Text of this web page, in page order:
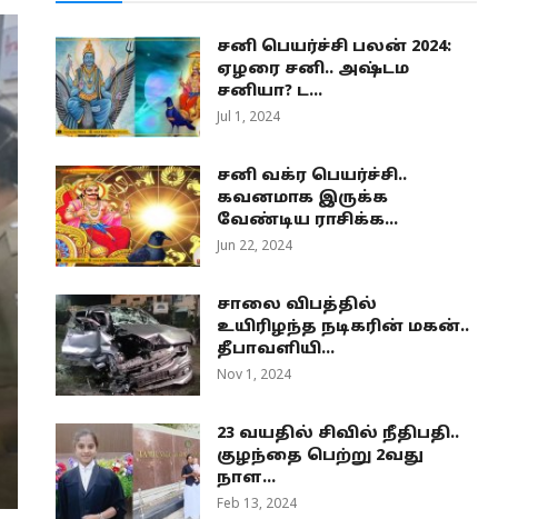
சனி பெயர்ச்சி பலன் 2024:
ஏழரை சனி.. அஷ்டம
சனியா? ட...
Jul 1, 2024
சனி வக்ர பெயர்ச்சி..
கவனமாக இருக்க
வேண்டிய ராசிக்க...
Jun 22, 2024
சாலை விபத்தில்
உயிரிழந்த நடிகரின் மகன்..
தீபாவளியி...
Nov 1, 2024
23 வயதில் சிவில் நீதிபதி..
குழந்தை பெற்று 2வது
நாள...
Feb 13, 2024